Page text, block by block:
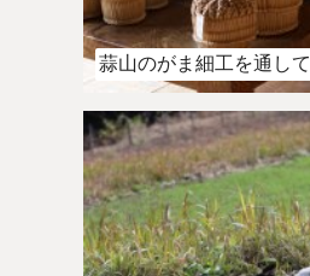
蒜山のがま細工を通して